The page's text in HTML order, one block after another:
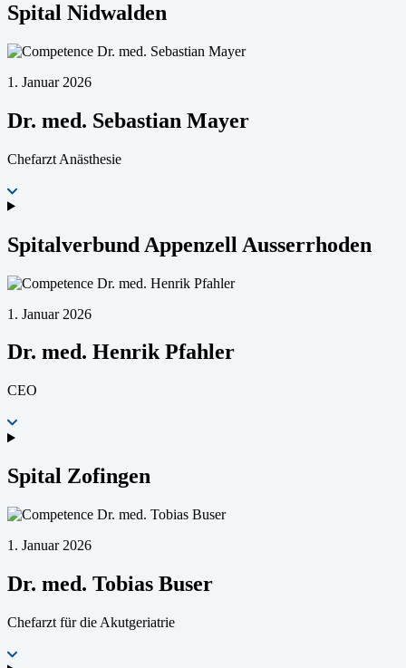
Spital Nidwalden
1. Januar 2026
Dr. med. Sebastian Mayer
Chefarzt Anästhesie
Spitalverbund Appenzell Ausserrhoden
1. Januar 2026
Dr. med. Henrik Pfahler
CEO
Spital Zofingen
1. Januar 2026
Dr. med. Tobias Buser
Chefarzt für die Akutgeriatrie